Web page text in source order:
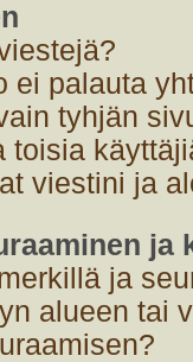
ei palauta
tyhjän
toisia
viestini ja
ja
ja
alueen tai